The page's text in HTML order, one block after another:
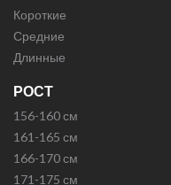
Короткие
Средние
Длинные
РОСТ
156-160 см
161-165 см
166-170 см
171-175 см